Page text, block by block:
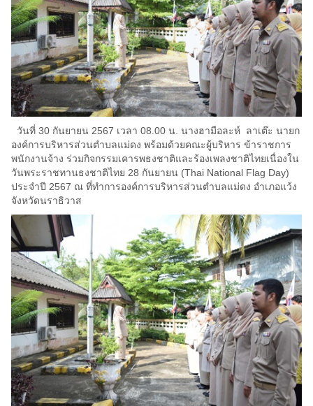
วันที่ 30 กันยายน 2567 เวลา 08.00 น. นางฮามือละห์ ลาเต๊ะ นายก
องค์การบริหารส่วนตำบลแม่ดง พร้อมด้วยคณะผู้บริหาร ข้าราชการ
พนักงานจ้าง ร่วมกิจกรรมเคารพธงชาติและร้องเพลงชาติไทยเนื่องใน
วันพระราชทานธงชาติไทย 28 กันยายน (Thai National Flag Day)
ประจำปี 2567 ณ ที่ทำการองค์การบริหารส่วนตำบลแม่ดง อำเภอแว้ง
จังหวัดนราธิวาส